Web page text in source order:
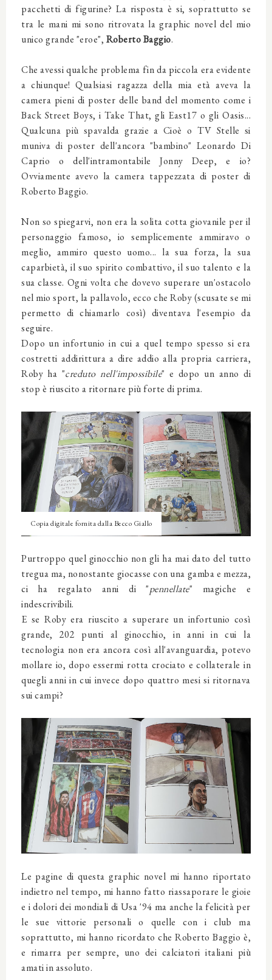
pacchetti di figurine? La risposta è si, soprattutto se
tra le mani mi sono ritrovata la graphic novel del mio
unico grande "eroe", Roberto Baggio.
Che avessi qualche problema fin da piccola era evidente
a chiunque! Qualsiasi ragazza della mia età aveva la
camera pieni di poster delle band del momento come i
Back Street Boys, i Take That, gli East17 o gli Oasis...
Qualcuna più spavalda grazie a Cioè o TV Stelle si
muniva di poster dell'ancora "bambino" Leonardo Di
Caprio o dell'intramontabile Jonny Deep, e io?
Ovviamente avevo la camera tappezzata di poster di
Roberto Baggio.
Non so spiegarvi, non era la solita cotta giovanile per il
personaggio famoso, io semplicemente ammiravo o
meglio, ammiro questo uomo... la sua forza, la sua
caparbietà, il suo spirito combattivo, il suo talento e la
sua classe. Ogni volta che dovevo superare un'ostacolo
nel mio sport, la pallavolo, ecco che Roby (scusate se mi
permetto di chiamarlo così) diventava l'esempio da
seguire.
Dopo un infortunio in cui a quel tempo spesso si era
costretti addirittura a dire addio alla propria carriera,
Roby ha "creduto nell'impossibile" e dopo un anno di
stop è riuscito a ritornare più forte di prima.
Copia digitale fornita dalla Becco Giallo
Purtroppo quel ginocchio non gli ha mai dato del tutto
tregua ma, nonostante giocasse con una gamba e mezza,
ci ha regalato anni di "pennellate" magiche e
indescrivibili.
E se Roby era riuscito a superare un infortunio così
grande, 202 punti al ginocchio, in anni in cui la
tecnologia non era ancora così all'avanguardia, potevo
mollare io, dopo essermi rotta crociato e collaterale in
quegli anni in cui invece dopo quattro mesi si ritornava
sui campi?
Le pagine di questa graphic novel mi hanno riportato
indietro nel tempo, mi hanno fatto riassaporare le gioie
e i dolori dei mondiali di Usa '94 ma anche la felicità per
le sue vittorie personali o quelle con i club ma
soprattutto, mi hanno ricordato che Roberto Baggio è,
e rimarra per sempre, uno dei calciatori italiani più
amati in assoluto.